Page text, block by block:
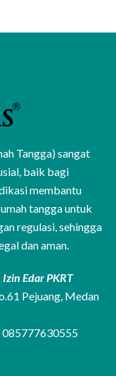
Tangga) sangat
baik bagi
membantu
tangga untuk
regulasi, sehingga
dan aman.
Edar PKRT
Pejuang, Medan
085777630555